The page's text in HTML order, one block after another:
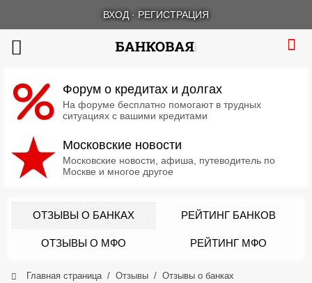
ВХОД · РЕГИСТРАЦИЯ
Форум о кредитах и долгах
На форуме бесплатно помогают в трудных
ситуациях с вашими кредитами
Московские новости
Московские новости, афиша, путеводитель по
Москве и многое другое
ОТЗЫВЫ О БАНКАХ РЕЙТИНГ БАНКОВ
ОТЗЫВЫ О МФО РЕЙТИНГ МФО
Главная страница Отзывы Отзывы о банках